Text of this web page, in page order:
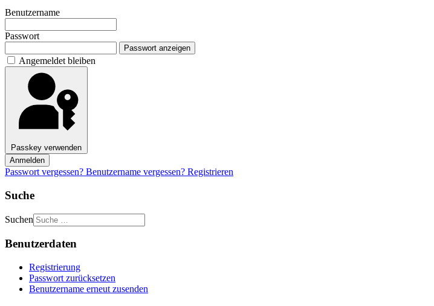
Benutzername
Passwort
Passwort anzeigen
Angemeldet bleiben
Passkey verwenden
Anmelden
Passwort vergessen? Benutzername vergessen? Registrieren
Suche
Suchen
Benutzerdaten
Registrierung
Passwort zurücksetzen
Benutzername erneut zusenden